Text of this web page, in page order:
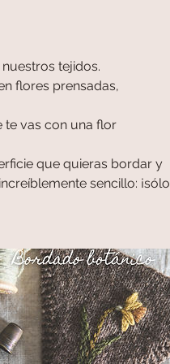
tejidos.
flores prensadas,
te vas con una flor
que quieras bordar y
sencillo: ¡sólo